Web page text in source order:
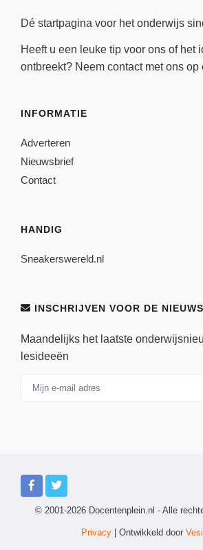
Dé startpagina voor het onderwijs
Heeft u een leuke tip voor ons of het
ontbreekt? Neem contactmet ons op
INFORMATIE
Adverteren
Nieuwsbrief
Contact
HANDIG
Sneakerswereld.nl
INSCHRIJVEN VOOR DE
Maandelijks het laatste
lesideeën
© 2001-2026 Docentenplein.nl - Alle
Privacy | Ontwikkeld door